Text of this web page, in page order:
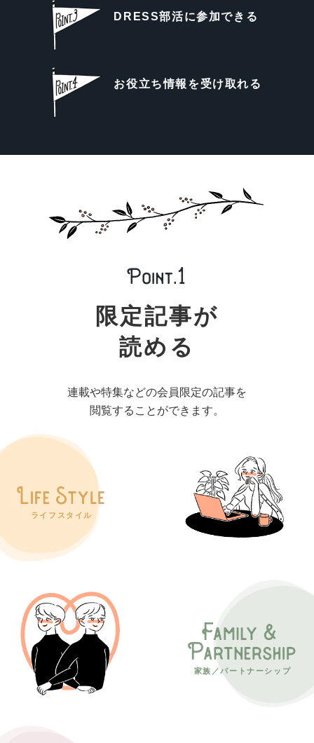
DRESS部活に参加できる
お役立ち情報を受け取れる
限定記事が
読める
連載や特集などの会員限定の記事を
閲覧することができます。
ライフスタイル
家族／パートナーシップ